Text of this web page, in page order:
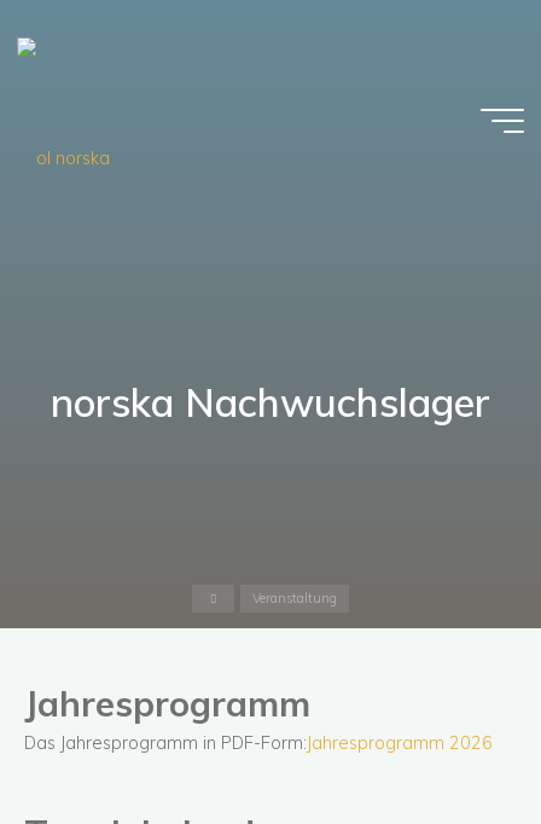
Inhalt
springen
norska Nachwuchslager
Veranstaltung
Jahresprogramm
Das Jahresprogramm in PDF-Form:Jahresprogramm 2026